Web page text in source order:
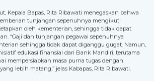
Kepala Bapas, Rita Ribawati menegaskan bahwa
tunjangan sepenuhnya mengikuti
oleh kementerian, sehingga tidak dapat
“Gaji dan tunjangan pegawai sepenuhnya
sehingga tidak dapat diganggu gugat. Namun,
edukasi finansial dari Bank Mandiri, terutama
mempersiapkan masa purna tugas dengan
lebih matang,” jelas Kabapas, Rita Ribawati.